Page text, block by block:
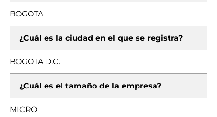
BOGOTA
¿Cuál es la ciudad en el que se registra?
BOGOTA D.C.
¿Cuál es el tamaño de la empresa?
MICRO